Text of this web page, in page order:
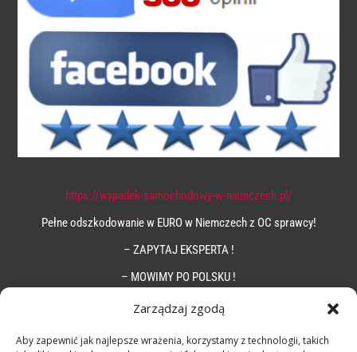
Zarządzaj zgodą
Aby zapewnić jak najlepsze wrażenia, korzystamy z technologii, takich
https://wypadek-samochodowy-w-niemczech.pl/
Pełne odszkodowanie w EURO w Niemczech z OC sprawcy!
– ZAPYTAJ EKSPERTA !
– MOWIMY PO POLSKU !